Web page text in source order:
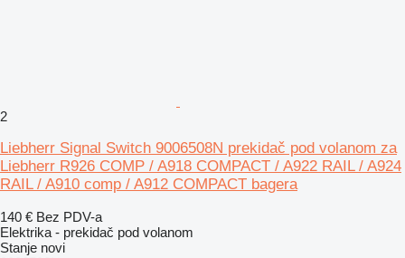
2
Liebherr Signal Switch 9006508N prekidač pod volanom za
Liebherr R926 COMP / A918 COMPACT / A922 RAIL / A924
RAIL / A910 comp / A912 COMPACT bagera
140 € Bez PDV-a
Elektrika - prekidač pod volanom
Stanje novi